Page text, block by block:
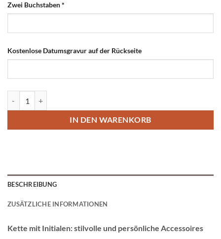
Zwei Buchstaben*
Kostenlose Datumsgravur auf der Rückseite
IN DEN WARENKORB
BESCHREIBUNG
ZUSÄTZLICHE INFORMATIONEN
Kette mit Initialen: stilvolle und persönliche Accessoires